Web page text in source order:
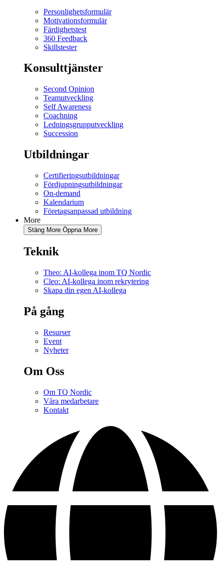
Personlighetsformulär
Motivationsformulär
Färdighetstest
360 Feedback
Skillstester
Konsulttjänster
Second Opinion
Teamutveckling
Self Awareness
Coachning
Ledningsgrupputveckling
Succession
Utbildningar
Certifieringsutbildningar
Fördjupningsutbildningar
On-demand
Kalendarium
Företagsanpassad utbildning
More
Stäng More Öppna More
Teknik
Theo: AI-kollega inom TQ Nordic
Cleo: AI-kollega inom rekrytering
Skapa din egen AI-kollega
På gång
Resurser
Event
Nyheter
Om Oss
Om TQ Nordic
Våra medarbetare
Kontakt